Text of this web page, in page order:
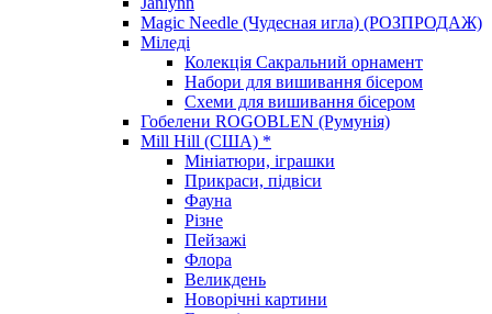
Magic Needle (Чудесная игла) (РОЗПРОДАЖ)
Міледі
Колекція Сакральний орнамент
Набори для вишивання бісером
Схеми для вишивання бісером
Гобелени ROGOBLEN (Румунія)
Mill Hill (США) *
Мініатюри, іграшки
Прикраси, підвіси
Фауна
Різне
Пейзажі
Флора
Великдень
Новорічні картини